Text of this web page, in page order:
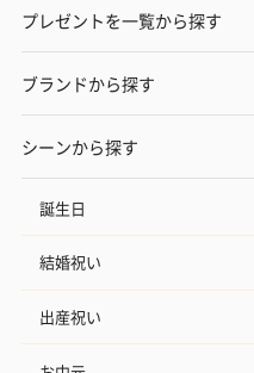
いぶりがっことチーズ
プレゼントを一覧から探す
ブランドから探す
シーンから探す
誕生日
結婚祝い
出産祝い